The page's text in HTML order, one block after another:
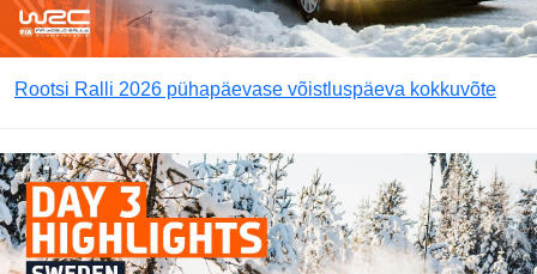
Rootsi Ralli 2026 pühapäevase võistluspäeva kokkuvõte